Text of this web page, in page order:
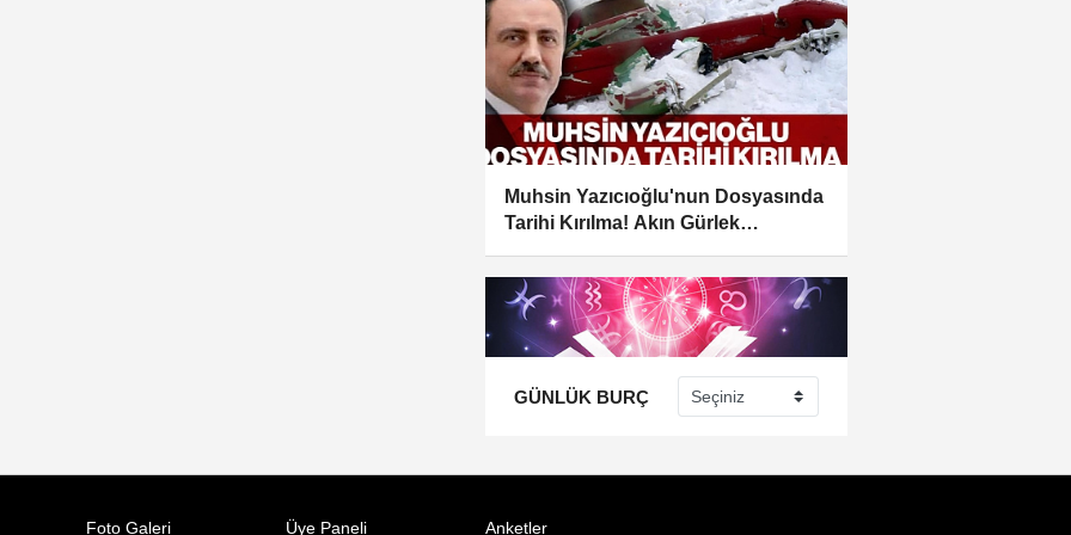
Muhsin Yazıcıoğlu'nun Dosyasında
Tarihi Kırılma! Akın Gürlek
GÜNLÜK BURÇ
Foto Galeri Üye Paneli Anketler